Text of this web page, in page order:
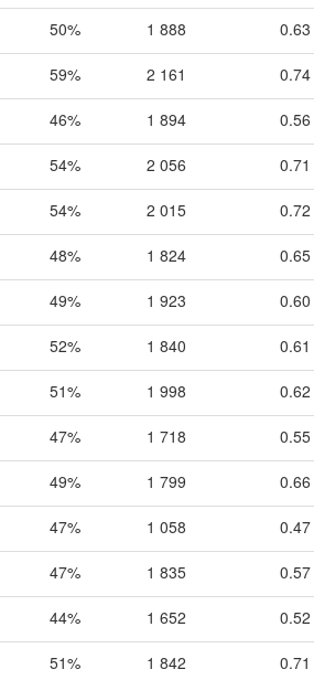
50% 1 888 0.63
59% 2 161 0.74
46% 1 894 0.56
54% 2 056 0.71
54% 2 015 0.72
48% 1 824 0.65
49% 1 923 0.60
52% 1 840 0.61
51% 1 998 0.62
47% 1 718 0.55
49% 1 799 0.66
47% 1 058 0.47
47% 1 835 0.57
44% 1 652 0.52
51% 1 842 0.71